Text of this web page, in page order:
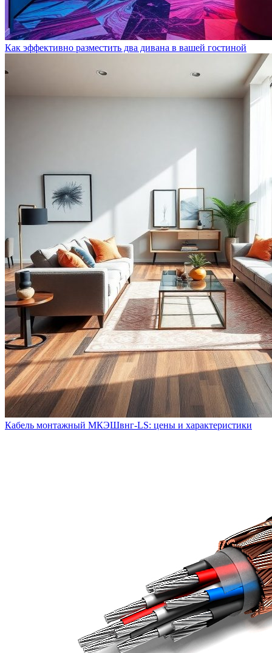
Как эффективно разместить два дивана в вашей гостиной
Кабель монтажный МКЭШвнг-LS: цены и характеристики